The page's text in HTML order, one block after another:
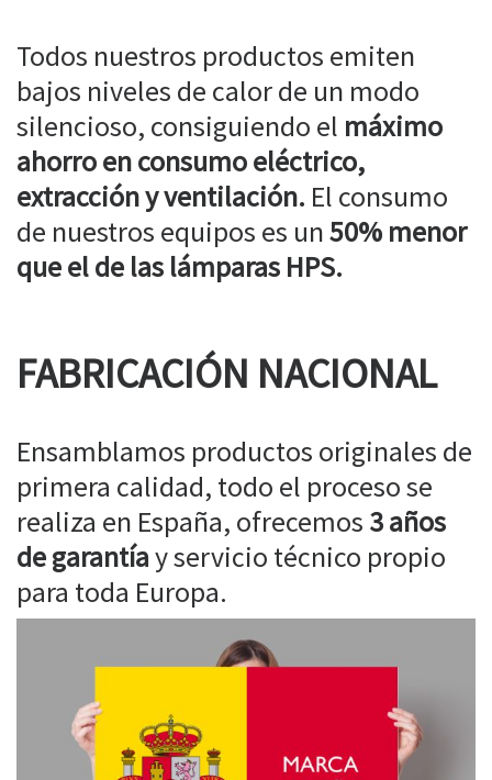
Todos nuestros productos emiten
bajos niveles de calor de un modo
silencioso, consiguiendo el máximo
ahorro en consumo eléctrico,
extracción y ventilación. El consumo
de nuestros equipos es un50% menor
que el de las lámparas HPS.
FABRICACIÓN NACIONAL
Ensamblamos productos originales de
primera calidad, todo el proceso se
realiza en España, ofrecemos 3 años
de garantíay servicio técnico propio
para toda Europa.